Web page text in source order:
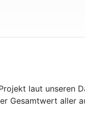
laut unseren
Gesamtwert aller